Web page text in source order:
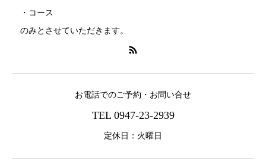
・コース
のみとさせていただきます。
お電話でのご予約・お問い合せ
TEL 0947-23-2939
定休日：火曜日